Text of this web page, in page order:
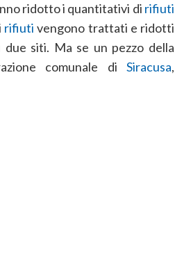
ridotto i quantitativi di rifiuti
rifiuti vengono trattati e ridotti
siti. Ma se un pezzo della
comunale di Siracusa,